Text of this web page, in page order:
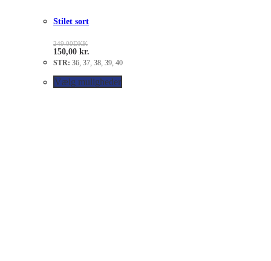
Stilet sort
249.00DKK
150,00 kr.
STR: 36, 37, 38, 39, 40
Vælg muligheder